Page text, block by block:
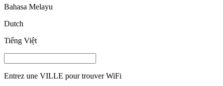
Bahasa Melayu
Dutch
Tiếng Việt
Entrez une VILLE pour trouver WiFi